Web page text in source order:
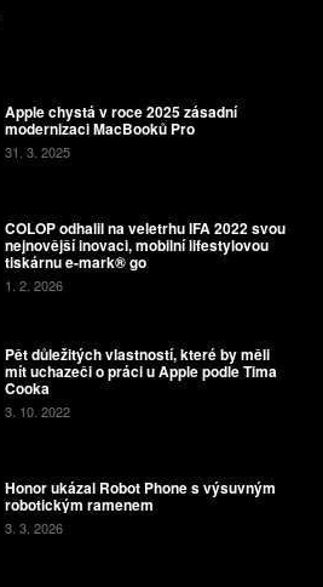
Apple chystá v roce 2025 zásadní
modernizaci MacBooků Pro
31. 3. 2025
COLOP odhalil na veletrhu IFA 2022 svou
nejnovější inovaci, mobilní lifestylovou
tiskárnu e-mark® go
1. 2. 2026
Pět důležitých vlastností, které by měli
mít uchazeči o práci u Apple podle Tima
Cooka
3. 10. 2022
Honor ukázal Robot Phone s výsuvným
robotickým ramenem
3. 3. 2026